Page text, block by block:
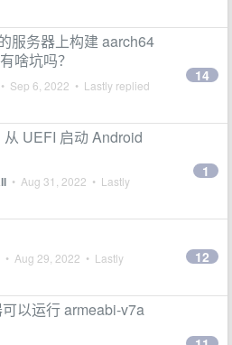
服务器上构建 aarch64
啥坑吗？
• Sep 6, 2022 • Lastly replied
14
UEFI 启动 Android
• Aug 31, 2022 • Lastly
1
• Aug 29, 2022 • Lastly
12
以运行 armeabi-v7a